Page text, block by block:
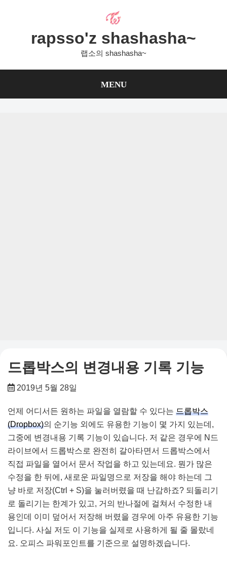
rapsso'z shashasha~
랩소의 shashasha~
MENU
드롭박스의 변경내용 기록 기능
2019년 5월 28일
언제 어디서든 원하는 파일을 열람할 수 있다는 드롭박스
(Dropbox)의 순기능 외에도 유용한 기능이 몇 가지 있는데,
그중에 변경내용 기록 기능이 있습니다. 저 같은 경우에 N드
라이브에서 드롭박스로 완전히 갈아타면서 드롭박스에서
직접 파일을 열어서 문서 작업을 하고 있는데요. 뭔가 많은
수정을 한 뒤에, 새로운 파일명으로 저장을 해야 하는데 그
냥 바로 저장(Ctrl + S)을 눌러버렸을 때 난감하죠? 되돌리기
로 돌리기는 한계가 있고, 거의 반나절에 걸쳐서 수정한 내
용인데 이미 덮어서 저장해 버렸을 경우에 아주 유용한 기능
입니다. 사실 저도 이 기능을 실제로 사용하게 될 줄 몰랐네
요. 오피스 파워포인트를 기준으로 설명하겠습니다.